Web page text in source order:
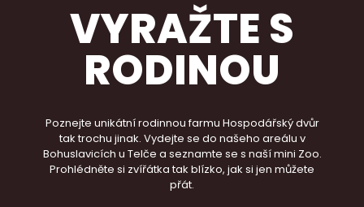
VYRAŽTE S
RODINOU
Poznejte unikátní rodinnou farmu Hospodářský dvůr
tak trochu jinak. Vydejte se do našeho areálu v
Bohuslavicích u Telče a seznamte se s naší mini Zoo.
Prohlédněte si zvířátka tak blízko, jak si jen můžete
přát.